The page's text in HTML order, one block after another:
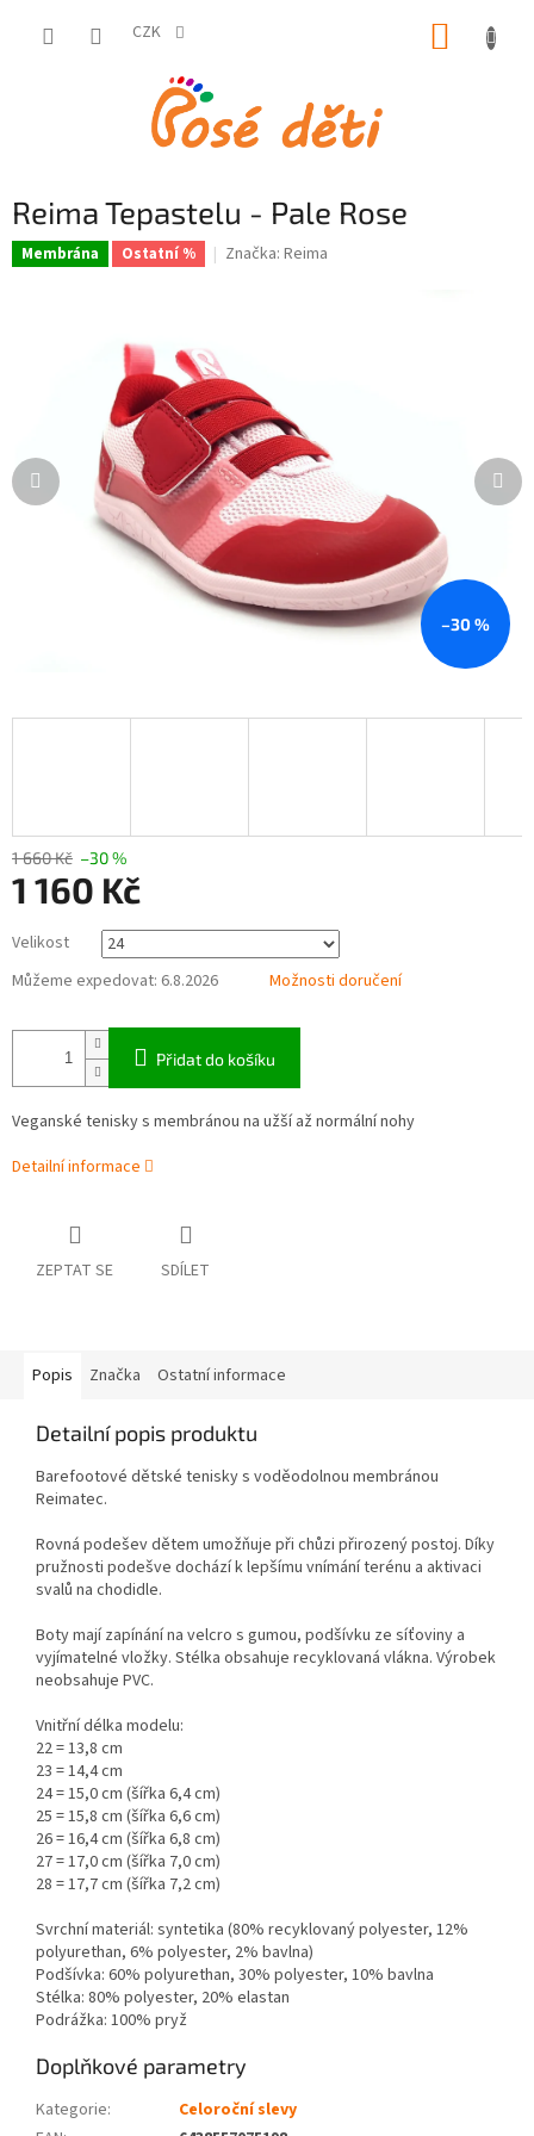
CZK
Reima Tepastelu - Pale Rose
Membrána Ostatní % Značka: Reima
–30 %
1 660 Kč –30 %
1 160 Kč
cena:
Velikost
Můžeme expedovat: 6.8.2026 Možnosti doručení
Přidat do košíku
Veganské tenisky s membránou na užší až normální nohy
Detailní informace
ZEPTAT SE SDÍLET
Popis Značka Ostatní informace
Detailní popis produktu
Barefootové dětské tenisky s voděodolnou membránou
Reimatec.
Rovná podešev dětem umožňuje při chůzi přirozený postoj. Díky
pružnosti podešve dochází k lepšímu vnímání terénu a aktivaci
svalů na chodidle.
Boty mají zapínání na velcro s gumou, podšívku ze síťoviny a
vyjímatelné vložky. Stélka obsahuje recyklovaná vlákna. Výrobek
neobsahuje PVC.
Vnitřní délka modelu:
22 = 13,8 cm
23 = 14,4 cm
24 = 15,0 cm (šířka 6,4 cm)
25 = 15,8 cm (šířka 6,6 cm)
26 = 16,4 cm (šířka 6,8 cm)
27 = 17,0 cm (šířka 7,0 cm)
28 = 17,7 cm (šířka 7,2 cm)
Svrchní materiál: syntetika (80% recyklovaný polyester, 12%
polyurethan, 6% polyester, 2% bavlna)
Podšívka: 60% polyurethan, 30% polyester, 10% bavlna
Stélka: 80% polyester, 20% elastan
Podrážka: 100% pryž
Doplňkové parametry
Kategorie:
Celoroční slevy